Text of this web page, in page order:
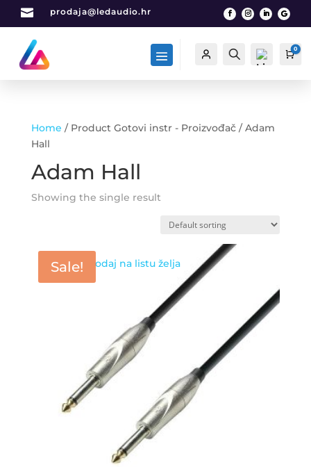
 prodaja@ledaudio.hr
Račun Traži 0
Home / Product Gotovi instr - Proizvođač / Adam
Hall
Adam Hall
Showing the single result
Sale! Dodaj na listu želja